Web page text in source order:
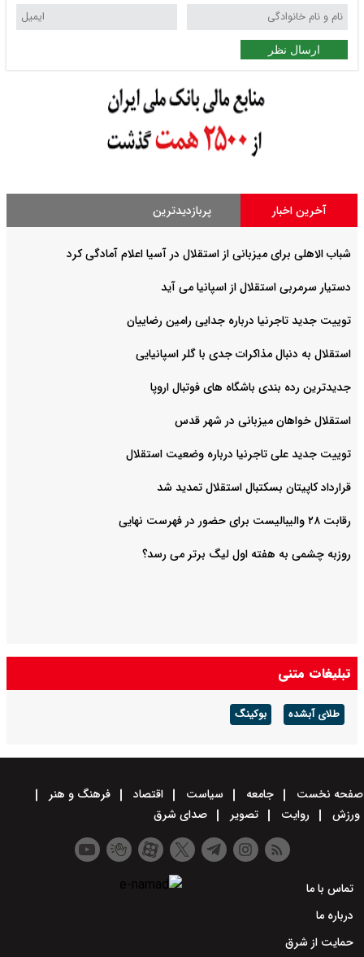
ارسال نظر
آخرین اخبار پربازدیدترین
شباب الاهلی برای میزبانی از استقلال در آسیا اعلام آمادگی کرد
دستیار سرمربی استقلال از اسپانیا می آید
توییت جدید تاجرنیا درباره جدایی رامین رضاییان
استقلال به دنبال مذاکرات جدی با گلر اسپانیایی
جدیدترین رده بندی باشگاه های فوتبال اروپا
استقلال خواهان میزبانی در شهر قدس
توییت جدید علی تاجرنیا درباره وضعیت استقلال
قرارداد کاپیتان بسکتبال استقلال تمدید شد
رقابت ۲۸ والیبالیست برای حضور در فهرست نهایی
روزبه چشمی به هفته اول لیگ برتر می رسد؟
تبلیغات متنی
طلای آبشده بوکینگ
صفحه نخست جامعه سیاست اقتصاد
فرهنگ و هنر
ورزش
روایت تصویر صدای شرق
تماس با ما
درباره ما
حمایت از شرق